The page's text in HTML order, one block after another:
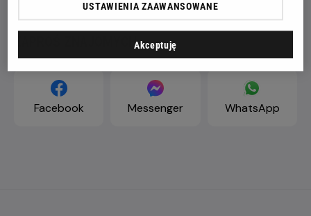
ZAPROŚ ZNAJOMYCH
Facebook Messenger WhatsApp
USTAWIENIA ZAAWANSOWANE
Akceptuję